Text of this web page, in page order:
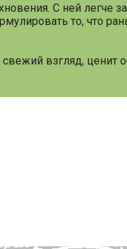
С ней легче
то, что
взгляд,